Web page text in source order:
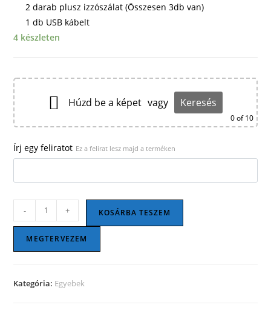
2 darab plusz izzószálat (Összesen 3db van)
1 db USB kábelt
4 készleten
Húzd be a képet vagy Keresés
0of 10
Írj egy feliratot Ez a felirat lesz majd a terméken
Öngyújtó
ezüst
színben
mennyiség
- + KOSÁRBA TESZEM
MEGTERVEZEM
Kategória: Egyebek